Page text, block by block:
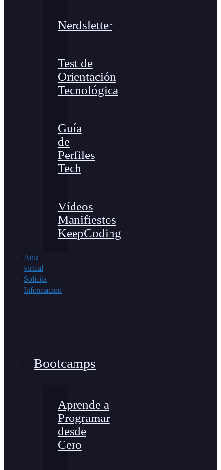
Nerdsletter
Test de
Orientación
Tecnológica
Guía
de
Perfiles
Tech
Vídeos
Manifiestos
KeepCoding
Aula
virtual
Solicita
Información
Bootcamps
Aprende a
Programar
desde
Cero